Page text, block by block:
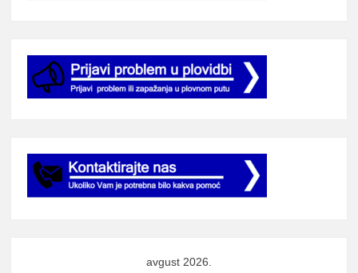
avgust 2026.